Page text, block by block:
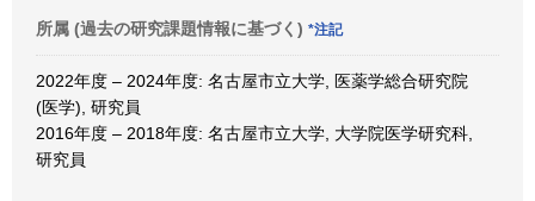
所属 (過去の研究課題情報に基づく) *注記
2022年度 – 2024年度: 名古屋市立大学, 医薬学総合研究院
(医学), 研究員
2016年度 – 2018年度: 名古屋市立大学, 大学院医学研究科,
研究員